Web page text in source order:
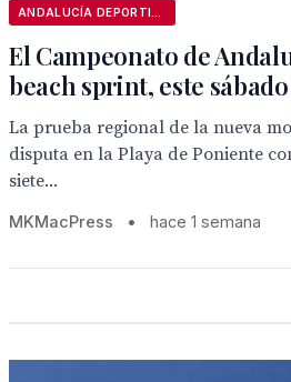
El Campeonato de
beach sprint, este
La prueba regional de la nueva
disputa en la Playa de Poniente
siete...
MKMacPress • hace 1 semana